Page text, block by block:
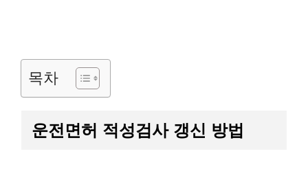
목차
운전면허 적성검사 갱신 방법